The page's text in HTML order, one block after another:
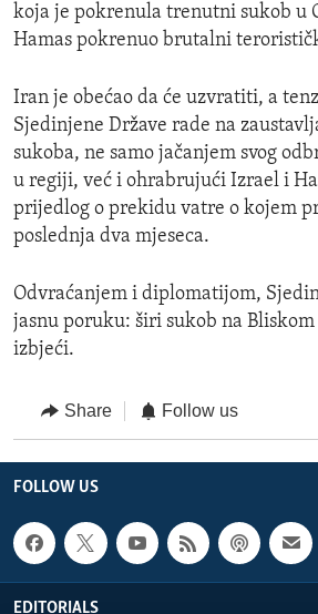
koja je pokrenula trenutni sukob u
Hamas pokrenuo brutalni
Iran je obećao da će uzvratiti, a
Sjedinjene Države rade na
sukoba, ne samo jačanjem svog
u regiji, već i ohrabrujući Izrael i
prijedlog o prekidu vatre o kojem
poslednja dva mjeseca.
Odvraćanjem i diplomatijom,
jasnu poruku: širi sukob na
izbjeći.
Share Follow us
FOLLOW US
EDITORIALS